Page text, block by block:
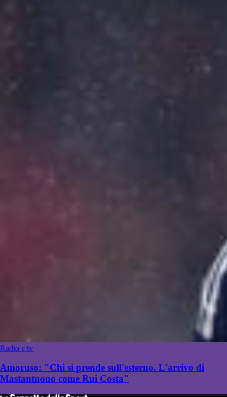
Radio e tv
Amoruso: "Chi si prende sull'esterno. L'arrivo di
Mastantuono come Rui Costa"